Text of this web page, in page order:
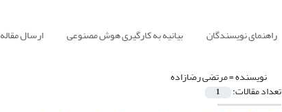
راهنمای نویسندگان بیانیه به کارگیری هوش مصنوعی ارسال مقاله
نویسنده =مرتضی رضازاده
تعداد مقالات: 1